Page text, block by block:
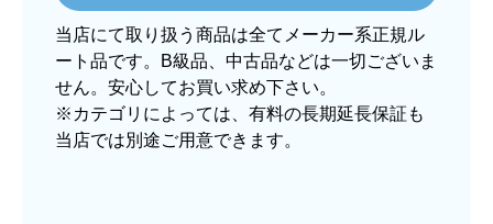
欲しい商品をスムーズに注文できましたか？
はい
ショップからの連絡や対応は適切でしたか？
はい
予定の期日までに商品が届きましたか？
当店にて取り扱う商品は全てメーカー系正規ル
ート品です。B級品、中古品などは一切ございま
せん。安心してお買い求め下さい。
※カテゴリによっては、有料の長期延長保証も
当店では別途ご用意できます。